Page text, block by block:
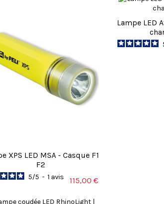
XPS LED MSA - Casque F1
F2
5/5 - 1 avis 115,00 €
Lampe LED